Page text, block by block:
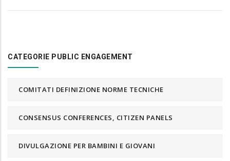
CATEGORIE PUBLIC ENGAGEMENT
COMITATI DEFINIZIONE NORME TECNICHE
CONSENSUS CONFERENCES, CITIZEN PANELS
DIVULGAZIONE PER BAMBINI E GIOVANI